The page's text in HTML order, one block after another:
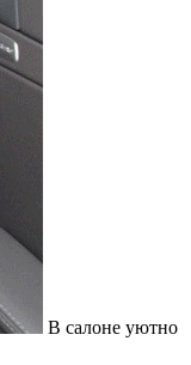
В салоне уютно